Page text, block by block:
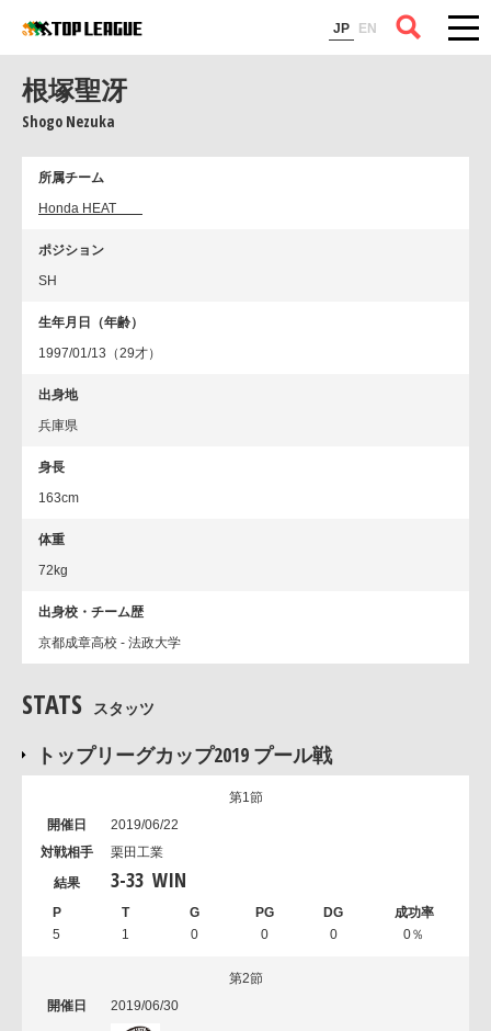
JP EN
コラム
根塚聖冴
Shogo Nezuka
所属チーム
Honda HEAT
ポジション
SH
生年月日（年齢）
1997/01/13（29才）
出身地
兵庫県
身長
163cm
体重
72kg
出身校・チーム歴
京都成章高校 - 法政大学
STATS スタッツ
トップリーグカップ2019 プール戦
第1節
2019/06/22
栗田工業
3-33 WIN
5 1 0 0 0 0％
第2節
2019/06/30